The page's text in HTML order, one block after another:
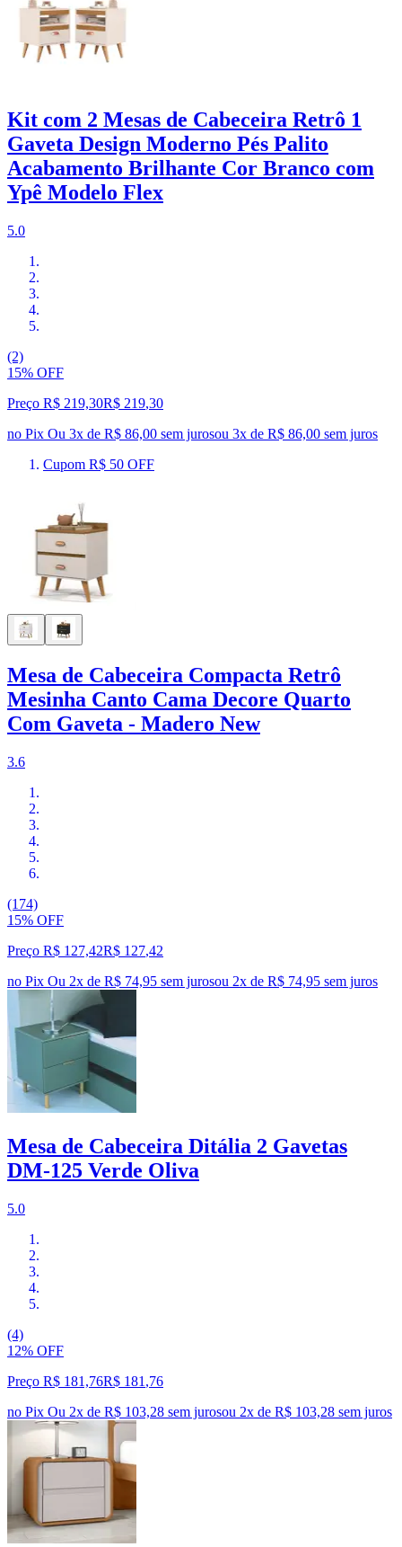
Kit com 2 Mesas de Cabeceira Retrô 1
Gaveta Design Moderno Pés Palito
Acabamento Brilhante Cor Branco com
Ypê Modelo Flex
5.0
(2)
15% OFF
Preço R$ 219,30R$ 219,30
no Pix Ou 3x de R$ 86,00 sem jurosou 3x de R$ 86,00 sem juros
Cupom R$ 50 OFF
Mesa de Cabeceira Compacta Retrô
Mesinha Canto Cama Decore Quarto
Com Gaveta - Madero New
3.6
(174)
15% OFF
Preço R$ 127,42R$ 127,42
no Pix Ou 2x de R$ 74,95 sem jurosou 2x de R$ 74,95 sem juros
Mesa de Cabeceira Ditália 2 Gavetas
DM-125 Verde Oliva
5.0
(4)
12% OFF
Preço R$ 181,76R$ 181 ,76
no Pix Ou 2x de R$ 103,28 sem jurosou 2x de R$ 103,28 sem juros